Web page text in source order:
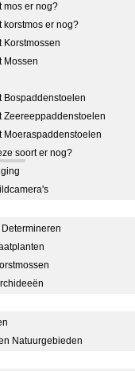
mos er nog?
korstmos er nog?
Korstmossen
Mossen
Bospaddenstoelen
Zeereeppaddenstoelen
Moeraspaddenstoelen
soort er nog?
Natuurgebieden